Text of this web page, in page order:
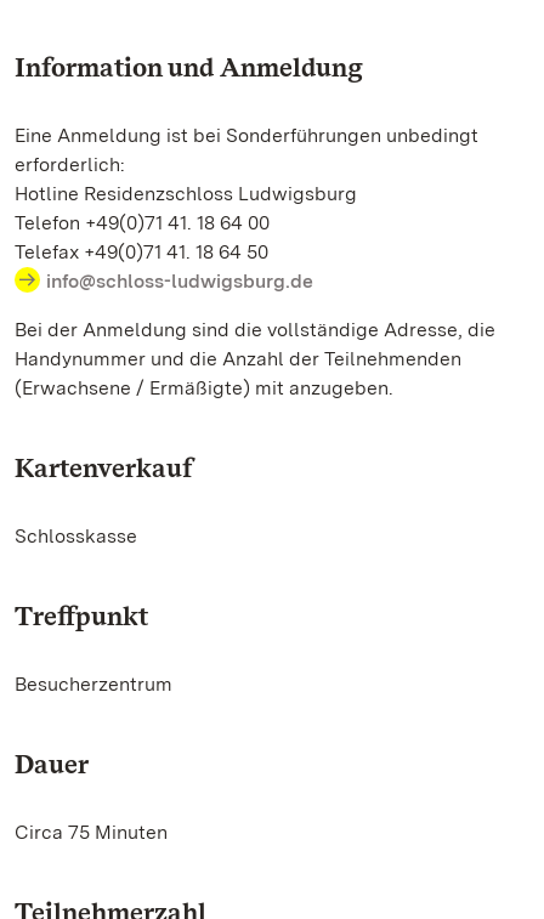
Information und Anmeldung
Eine Anmeldung ist bei Sonderführungen unbedingt
erforderlich:
Hotline Residenzschloss Ludwigsburg
Telefon +49(0)71 41. 18 64 00
Telefax +49(0)71 41. 18 64 50
info@schloss-ludwigsburg.de
Bei der Anmeldung sind die vollständige Adresse, die
Handynummer und die Anzahl der Teilnehmenden
(Erwachsene / Ermäßigte) mit anzugeben.
Kartenverkauf
Schlosskasse
Treffpunkt
Besucherzentrum
Dauer
Circa 75 Minuten
Teilnehmerzahl